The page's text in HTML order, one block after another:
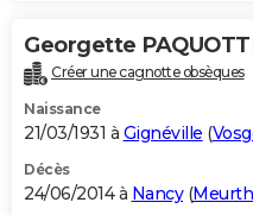
Georgette
Créer une cagnotte obsèques
Naissance
21/03/1931 à Gignéville (
Décès
24/06/2014 à Nancy(